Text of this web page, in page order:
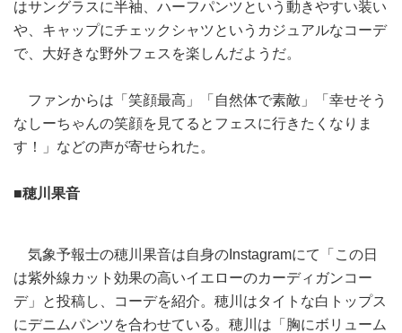
はサングラスに半袖、ハーフパンツという動きやすい装い
や、キャップにチェックシャツというカジュアルなコーデ
で、大好きな野外フェスを楽しんだようだ。
ファンからは「笑顔最高」「自然体で素敵」「幸せそう
なしーちゃんの笑顔を見てるとフェスに行きたくなりま
す！」などの声が寄せられた。
■穂川果音
気象予報士の穂川果音は自身のInstagramにて「この日
は紫外線カット効果の高いイエローのカーディガンコー
デ」と投稿し、コーデを紹介。穂川はタイトな白トップス
にデニムパンツを合わせている。穂川は「胸にボリューム